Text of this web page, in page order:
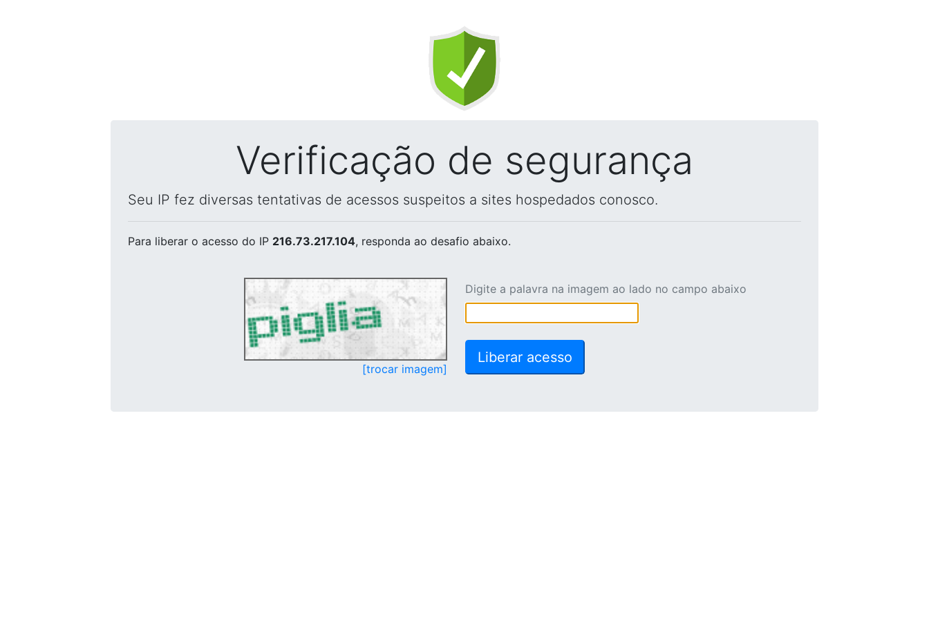
Verificação de segurança
Seu IP fez diversas tentativas de acessos suspeitos a sites hospedados conosco.
Para liberar o acesso do IP 216.73.217.104, responda ao desafio abaixo.
[trocar imagem]
Digite a palavra na imagem ao lado no campo abaixo